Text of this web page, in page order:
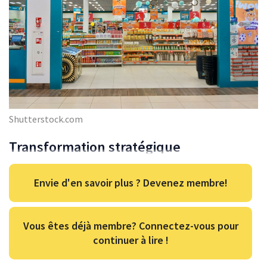
Shutterstock.com
Transformation stratégique
Envie d'en savoir plus ? Devenez membre!
Vous êtes déjà membre? Connectez-vous pour
continuer à lire !